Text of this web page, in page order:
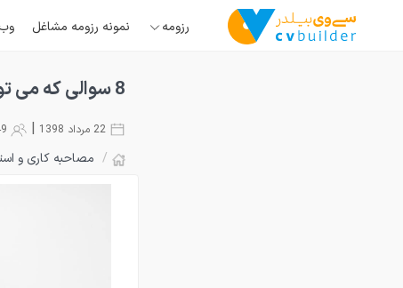
رزومه نمونه رزومه مشاغل
8 سوالی که می توانید از مصاحبه کننده بپرسید.
|
/ مصاحبه کاری و